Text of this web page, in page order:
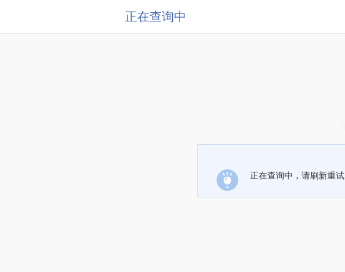
正在查询中
正在查询中，请刷新重试